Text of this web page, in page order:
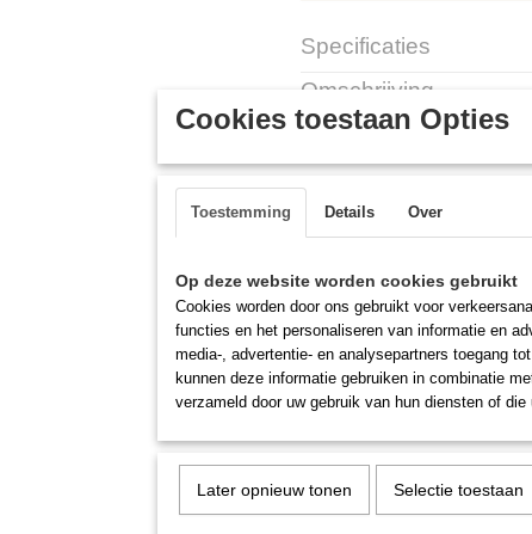
Specificaties
Productcode
Omschrijving
Lid switch, GGX
Description:
Compatible with GG from 2016
Code: GGXJS
Cookies toestaan Opties
Toestemming Details Over
Op deze website worden cookies gebruikt
Cookies worden door ons gebruikt voor
functies en het personaliseren van informatie en
media-, advertentie- en analysepartners toegang
kunnen deze informatie gebruiken in combinatie
verzameld door uw gebruik van hun diensten of
Later opnieuw tonen Selectie toestaan